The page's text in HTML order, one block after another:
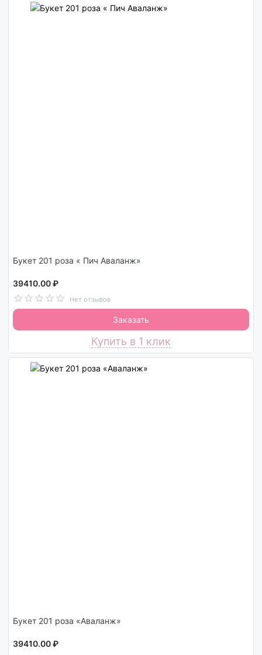
Букет 201 роза « Пич Аваланж»
39410.00 ₽
Нет отзывов
Заказать
Купить в 1 клик
Букет 201 роза «Аваланж»
39410.00 ₽